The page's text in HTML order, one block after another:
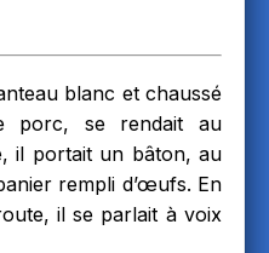
blanc et chaussé
porc, se rendait au
il portait un bâton, au
rempli d’œufs. En
il se parlait à voix